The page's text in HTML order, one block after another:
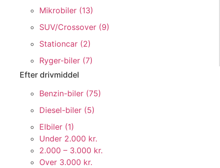
Mikrobiler (13)
SUV/Crossover (9)
Stationcar (2)
Ryger-biler (7)
Efter drivmiddel
Benzin-biler (75)
Diesel-biler (5)
Elbiler (1)
Under 2.000 kr.
2.000 – 3.000 kr.
Over 3.000 kr.